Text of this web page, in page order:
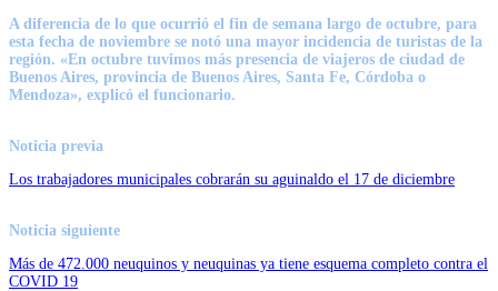
A diferencia de lo que ocurrió el fin de semana largo de octubre, para
esta fecha de noviembre se notó una mayor incidencia de turistas de la
región. «En octubre tuvimos más presencia de viajeros de ciudad de
Buenos Aires, provincia de Buenos Aires, Santa Fe, Córdoba o
Mendoza», explicó el funcionario.
Noticia previa
Los trabajadores municipales cobrarán su aguinaldo el 17 de diciembre
Noticia siguiente
Más de 472.000 neuquinos y neuquinas ya tiene esquema completo contra el
COVID 19